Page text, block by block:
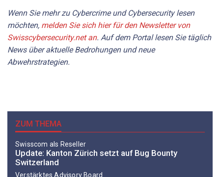
Wenn Sie mehr zu Cybercrime und Cybersecurity lesen
möchten, melden Sie sich hier für den Newsletter von
Swisscybersecurity.net an. Auf dem Portal lesen Sie täglich
News über aktuelle Bedrohungen und neue
Abwehrstrategien.
ZUM THEMA
Swisscom als Reseller
Update: Kanton Zürich setzt auf Bug Bounty
Switzerland
Verstärktes Advisory Board